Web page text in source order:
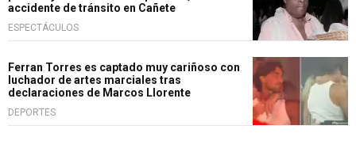
accidente de tránsito en Cañete
ESPECTÁCULOS
Ferran Torres es captado muy cariñoso con
luchador de artes marciales tras
declaraciones de Marcos Llorente
DEPORTES